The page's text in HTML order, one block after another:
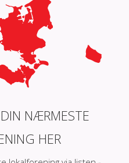
NÆRMESTE
HER